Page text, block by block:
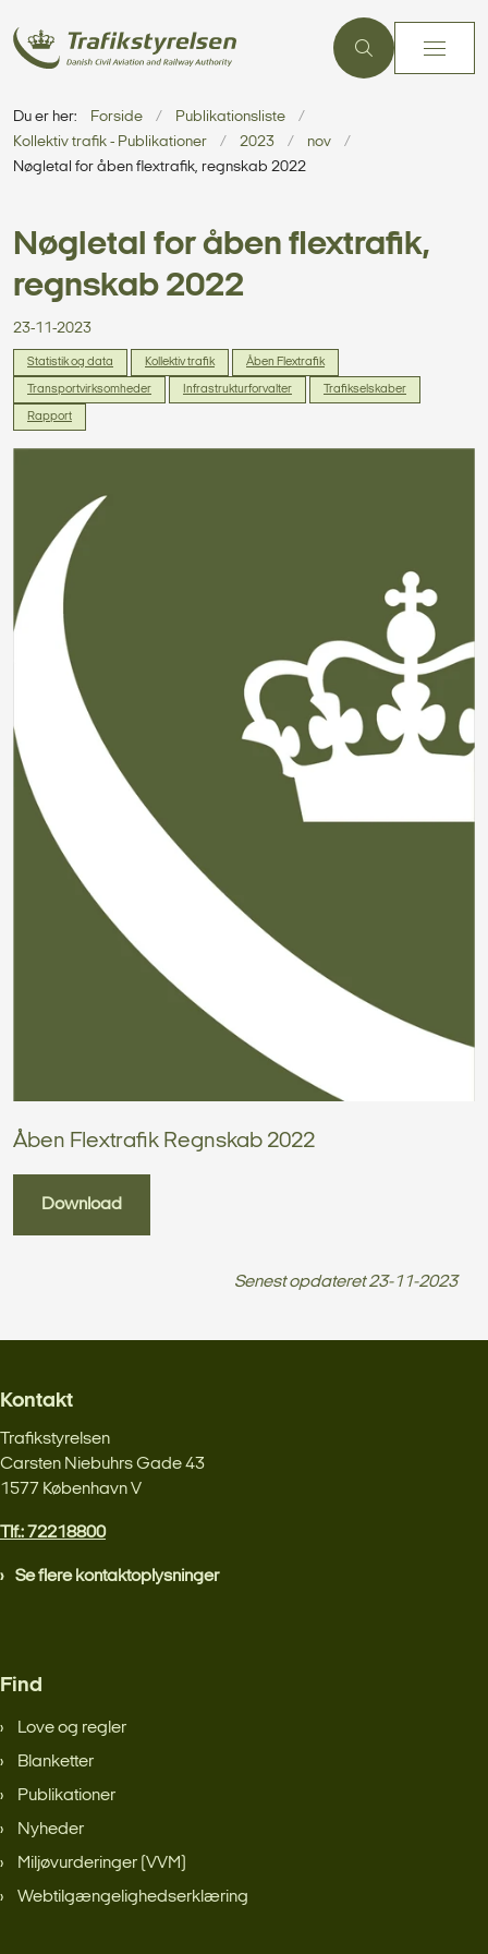
Du er her: Forside
Publikationsliste
Kollektiv trafik - Publikationer
2023
nov
Nøgletal for åben flextrafik, regnskab 2022
Nøgletal for åben flextrafik,
regnskab 2022
23-11-2023
Statistik og data Kollektiv trafik Åben Flextrafik
Transportvirksomheder Infrastrukturforvalter Trafikselskaber
Rapport
Åben Flextrafik Regnskab 2022
Download
Senest opdateret23-11-2023
Kontakt
Trafikstyrelsen
Carsten Niebuhrs Gade 43
1577 København V
Tlf.: 72218800
Se flere kontaktoplysninger
Find
Love og regler
Blanketter
Publikationer
Nyheder
Miljøvurderinger (VVM)
Webtilgængelighedserklæring